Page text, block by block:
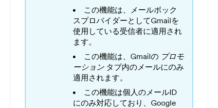
この機能は、メールボック
スプロバイダーとしてGmailを
使用している受信者に適用され
ます。
この機能は、Gmailの プロモ
ーション タブ内のメールにのみ
適用されます。
この機能は個人のメールID
にのみ対応しており、Google